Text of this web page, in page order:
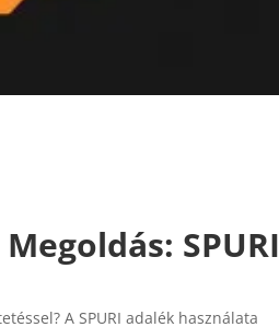
SPURI
A SPURI adalék használata